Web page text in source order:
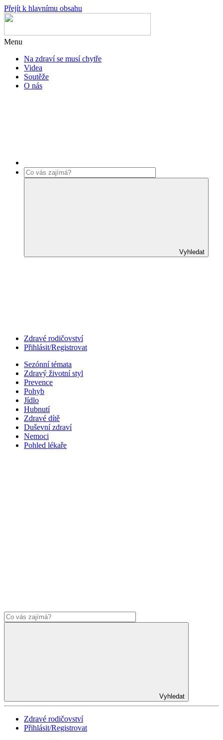
Přejít k hlavnímu obsahu
Menu
Na zdraví se musí chytře
Videa
Soutěže
O nás
Vyhledat
Zdravé rodičovství
Přihlásit/Registrovat
Sezónní témata
Zdravý životní styl
Prevence
Pohyb
Jídlo
Hubnutí
Zdravé dítě
Duševní zdraví
Nemoci
Pohled lékaře
Vyhledat
Zdravé rodičovství
Přihlásit/Registrovat